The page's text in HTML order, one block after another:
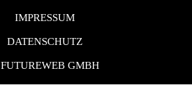
IMPRESSUM
DATENSCHUTZ
FUTUREWEB GMBH